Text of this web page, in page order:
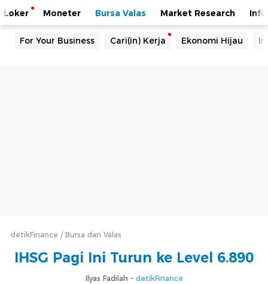
Loker Moneter Bursa Valas Market Research
For Your Business Cari(in) Kerja Ekonomi Hijau
detikFinance Bursa dan Valas
IHSG Pagi Ini Turun ke Level 6.890
Ilyas Fadilah - detikFinance